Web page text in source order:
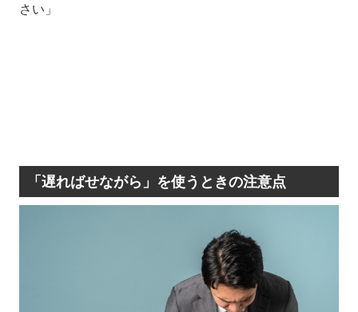
さい」
「遅ればせながら」を使うときの注意点